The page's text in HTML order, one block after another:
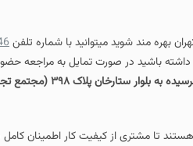
بهره مند شوید میتوانید با شماره تلفن
باشید در صورت تمایل به مراجعه
پلاک ۳۹۸ (مجتمع تجاری آرمان) طبقه منفی یک واحد ۵
تا مشتری از کیفیت کار اطمینان